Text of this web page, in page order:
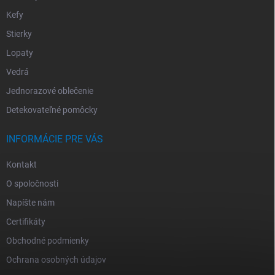
Kefy
Stierky
Lopaty
Vedrá
Jednorazové oblečenie
Detekovateľné pomôcky
INFORMÁCIE PRE VÁS
Kontakt
O spoločnosti
Napíšte nám
Certifikáty
Obchodné podmienky
Ochrana osobných údajov